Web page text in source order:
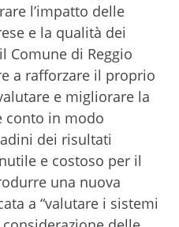
l’impatto delle
e la qualità dei
Comune di Reggio
a rafforzare il proprio
e migliorare la
conto in modo
dei risultati
e costoso per il
una nuova
a “valutare i sistemi